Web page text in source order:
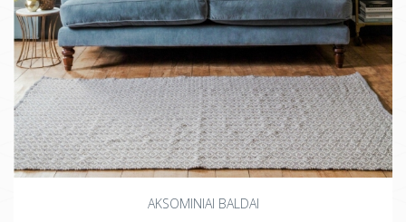
AKSOMINIAI BALDAI